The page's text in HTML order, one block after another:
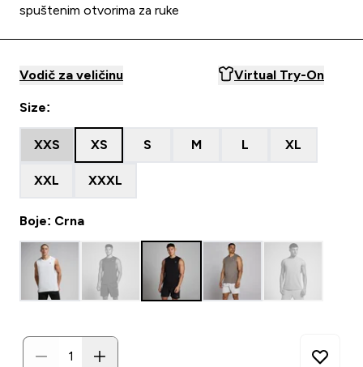
spuštenim otvorima za ruke
Vodič za veličinu Virtual Try-On
Size:
XXS XS S M L XL
XXL XXXL
Boje: Crna